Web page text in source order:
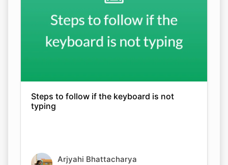
Steps to follow if the keyboard is not
typing
Arjyahi Bhattacharya